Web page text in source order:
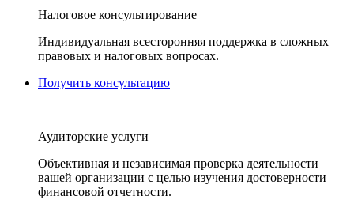
Налоговое консультирование
Индивидуальная всесторонняя поддержка в сложных
правовых и налоговых вопросах.
Получить консультацию
Аудиторские услуги
Объективная и независимая проверка деятельности
вашей организации с целью изучения достоверности
финансовой отчетности.